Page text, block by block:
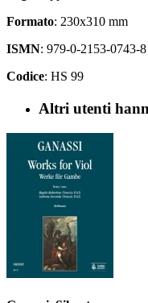
Formato: 230x310 mm
ISMN: 979-0-2153-0743-8
Codice: HS 99
Altri utenti